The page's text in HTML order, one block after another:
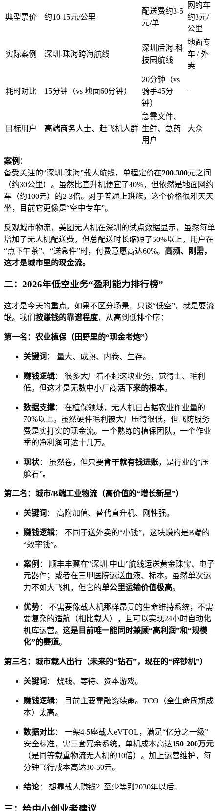
典型票价 约10-15元/公里
配送费约3-5
元/单
网约车
约3元/
公里
实际案例 深圳-珠海跨海航线
深圳后海-科
技园航线
地面专
车 / 外
卖
耗时对比 15分钟（vs 地面60分钟）
20分钟（vs
骑手45分
钟）
–
目标用户 高端商务人士、赶飞机人群
急需文件、
生鲜、急药
用户
大众
案例：
备受关注的“深圳-珠海”载人航线，单程定价在200-300元之间
（约30公里）。虽然比直升机便宜了40%，但依然是地面网约
车（约100元）的2-3倍。对于普通上班族，这个价格很难天天
坐，目前它更像是“空中专车”。
反观城市物流，美团无人机在深圳的试点数据显示，虽然每单
增加了无人机配送费，但总配送时长缩短了50%以上，用户在
“点下午茶”、“送急件”时，付费意愿高达60%。 高频、刚需，
这才是城市里的现金流。
二：2026年低空业务“盈利能力排行榜”
这才是今天的重点。如果不区分场景，只谈“低空”，就是耍流
氓。我们 按赚钱的靠谱程度，从高到低排个序：
第一名：农业植保（田野里的“现金老炮”）
关键词 ： 量大、成熟、内卷、生存。
赚钱逻辑： 很多大厂看不起这块业务，觉得土、毛利
低。但这才是无数中小厂商活下来的根本。
数据支撑： 在植保领域，无人机已占据农业作业量的
70%以上。虽然硬件毛利被大厂压得很低，但飞防服务
费是实打实的现金流。一个熟练的植保团队，一个作业
季的净利润可达十几万。
现状： 虽然卷，但只要肯干就有钱进账，是行业的“压
舱石”。
第二名：城市/B端工业物流（高价值的“增长新星”）
关键词 ： 高附加值、替代直升机、刚性强。
赚钱逻辑： 不同于送外卖的“小钱”，这块赚的是B端的
“效率钱”。
案例 ： 顺丰丰翼在“深圳-中山”航线运送黄金珠宝、电子
元器件；或者在三甲医院运送血液、标本。虽然单次运
力不如大飞机，但它的单公里运输价值极高。
优势： 不需要像载人机那样昂贵的生命维持系统，不需
要复杂的适航（相比载人），且可以实现24小时自动化
机库运营。 这是目前唯一能同时兼顾“高利润”和“规模
化”的赛道。
第三名：城市载人出行（未来的“钻石”，现在的“碎钞机”）
关键词 ： 烧钱、等待、资本游戏。
赚钱逻辑： 目前主要靠融资续命。TCO（全生命周期成
本）太高。
数据对比： 一架4-5座载人eVTOL，满足“亿分之一级”
安全标准，需三套冗余系统，单机成本高达150-200万元
（是同等载重物流无人机的10倍）。加上运营维护，每
分钟飞行成本高达30-50元。
结论： 想靠载人赚钱？至少等到2030年以后。
三：给中小创业者建议